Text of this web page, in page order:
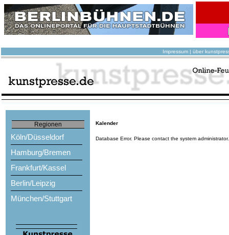
Impressum | über
Regionen
Köln/Düsseldorf
Hamburg/Bremen
Frankfurt/Kassel
Berlin/Leipzig
München/Stuttgart
Kalender
Database Error. Please contact the system